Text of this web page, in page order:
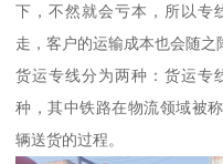
下，不然就会亏本，所以专
走，客户的运输成本也会随之
货运专线分为两种：货运专
种，其中铁路在物流领域被
辆送货的过程。